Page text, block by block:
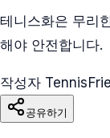
테니스화은 무리
해야 안전합니다.
작성자
공유하기